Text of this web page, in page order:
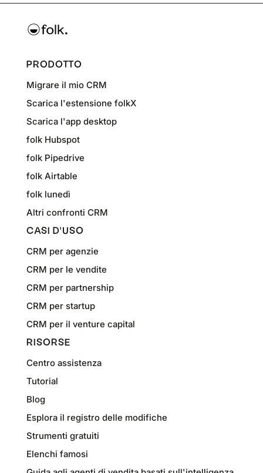
PRODOTTO
Migrare il mio CRM
Scarica l'estensione folkX
Scarica l'app desktop
folk Hubspot
folk Pipedrive
folk Airtable
folk lunedì
Altri confronti CRM
CASI D'USO
CRM per agenzie
CRM per le vendite
CRM per partnership
CRM per startup
CRM per il venture capital
RISORSE
Centro assistenza
Tutorial
Blog
Esplora il registro delle modifiche
Strumenti gratuiti
Elenchi famosi